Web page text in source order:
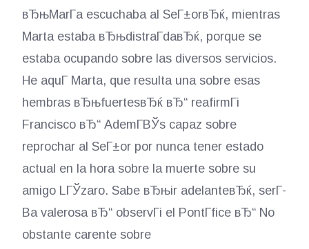
вЂњMarГ­a escuchaba al SeГ±orвЂќ, mientras
Marta estaba вЂњdistraГ­daвЂќ, porque se
estaba ocupando sobre las diversos servicios.
He aquГ­ Marta, que resulta una sobre esas
hembras вЂњfuertesвЂќ вЂ“ reafirmГі
Francisco вЂ“ AdemГ­ВЎs capaz sobre
reprochar al SeГ±or por nunca tener estado
actual en la hora sobre la muerte sobre su
amigo LГЎzaro. Sabe вЂњir adelanteвЂќ, serГ­
В­a valerosa вЂ“ observГі el PontГ­fice вЂ“ No
obstante carente sobre